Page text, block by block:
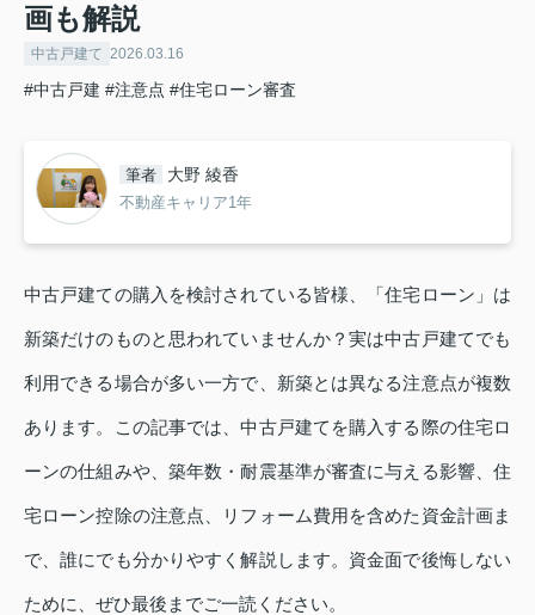
画も解説
中古戸建て 2026.03.16
#中古戸建 #注意点 #住宅ローン審査
筆者 大野 綾香
不動産キャリア1年
中古戸建ての購入を検討されている皆様、「住宅ローン」は
新築だけのものと思われていませんか？実は中古戸建てでも
利用できる場合が多い一方で、新築とは異なる注意点が複数
あります。この記事では、中古戸建てを購入する際の住宅ロ
ーンの仕組みや、築年数・耐震基準が審査に与える影響、住
宅ローン控除の注意点、リフォーム費用を含めた資金計画ま
で、誰にでも分かりやすく解説します。資金面で後悔しない
ために、ぜひ最後までご一読ください。